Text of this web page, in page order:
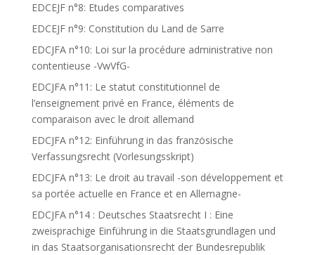
EDCEJF n°8: Etudes comparatives
EDCEJF n°9: Constitution du Land de Sarre
EDCJFA n°10: Loi sur la procédure administrative non
contentieuse -VwVfG-
EDCJFA n°11: Le statut constitutionnel de
l’enseignement privé en France, éléments de
comparaison avec le droit allemand
EDCJFA n°12: Einführung in das französische
Verfassungsrecht (Vorlesungsskript)
EDCJFA n°13: Le droit au travail -son développement et
sa portée actuelle en France et en Allemagne-
EDCJFA n°14 : Deutsches Staatsrecht I : Eine
zweisprachige Einführung in die Staatsgrundlagen und
in das Staatsorganisationsrecht der Bundesrepublik